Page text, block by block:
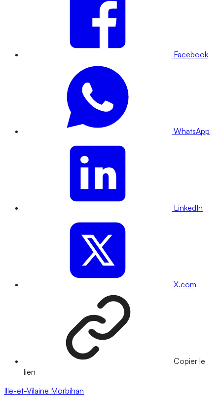
Facebook
WhatsApp
LinkedIn
X.com
Copier le
lien
Ille-et-Vilaine Morbihan